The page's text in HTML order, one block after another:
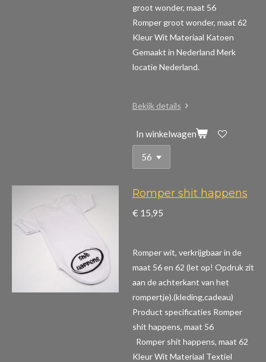
groot wonder, maat 56
Romper groot wonder, maat 62
Kleur Wit Materiaal Katoen
Gemaakt in Nederland Merk
locatie Nederland.
Bekijk details
In winkelwagen
Romper shit happens
€ 15,95
Romper wit, verkrijgbaar in de
maat 56 en 62 (let op! Opdruk zit
aan de achterkant van het
rompertje).(kleding,cadeau)
Product specificaties Romper
shit happens, maat 56
Romper shit happens, maat 62
Kleur Wit Materiaal Textiel